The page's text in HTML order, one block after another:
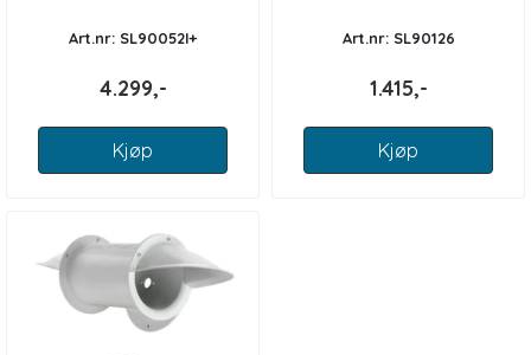
Art.nr: SL90052I+
4.299,-
Kjøp
Art.nr: SL90126
1.415,-
Kjøp